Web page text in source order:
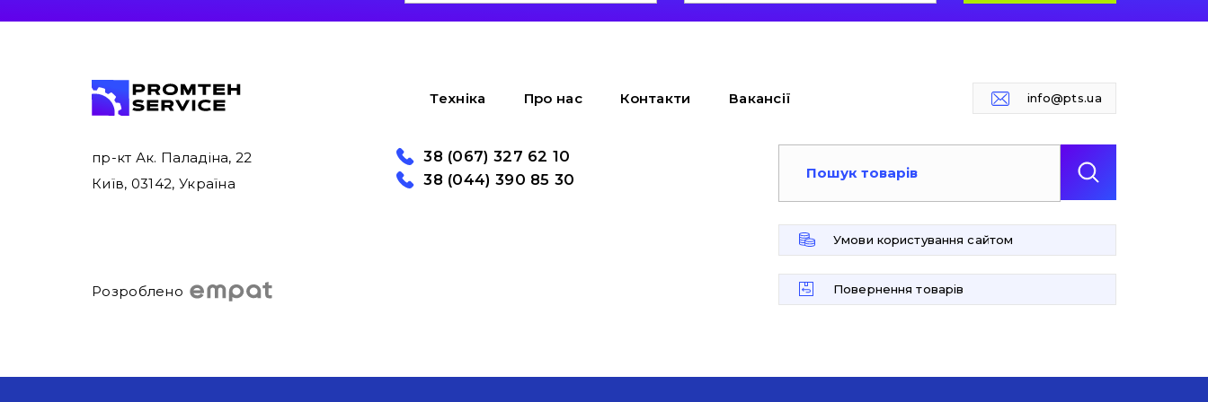
Техніка Про нас Контакти Вакансії info@pts.ua
пр-кт Ак. Паладіна, 22
Київ, 03142, Україна
Розроблено
38 (067) 327 62 10
38 (044) 390 85 30
Умови користування сайтом
Повернення товарів